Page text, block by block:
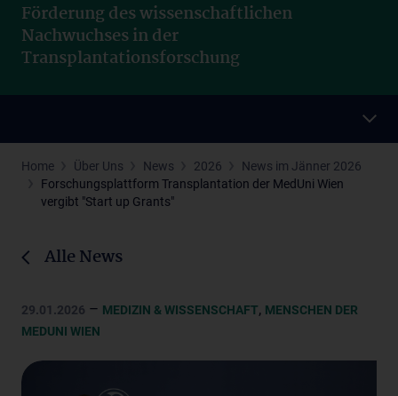
Förderung des wissenschaftlichen
Nachwuchses in der
Transplantationsforschung
Home Über Uns News 2026
News im Jänner 2026
Forschungsplattform Transplantation der MedUni Wien
vergibt "Start up Grants"
Alle News
29.01.2026 – MEDIZIN & WISSENSCHAFT, MENSCHEN DER
MEDUNI WIEN